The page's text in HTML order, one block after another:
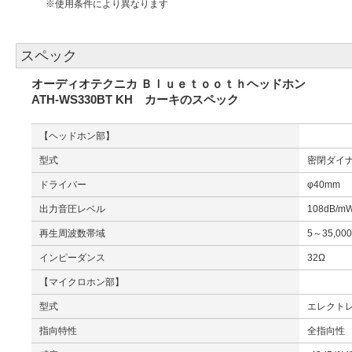
※使用条件により異なります
スペック
オーディオテクニカ Ｂｌｕｅｔｏｏｔｈヘッドホン
ATH-WS330BT KH カーキのスペック
【ヘッドホン部】
型式 密閉ダイ
ドライバー φ40mm
出力音圧レベル 108dB/
再生周波数帯域 5～
インピーダンス 32Ω
【マイクロホン部】
型式 エレクト
指向特性 全指向性